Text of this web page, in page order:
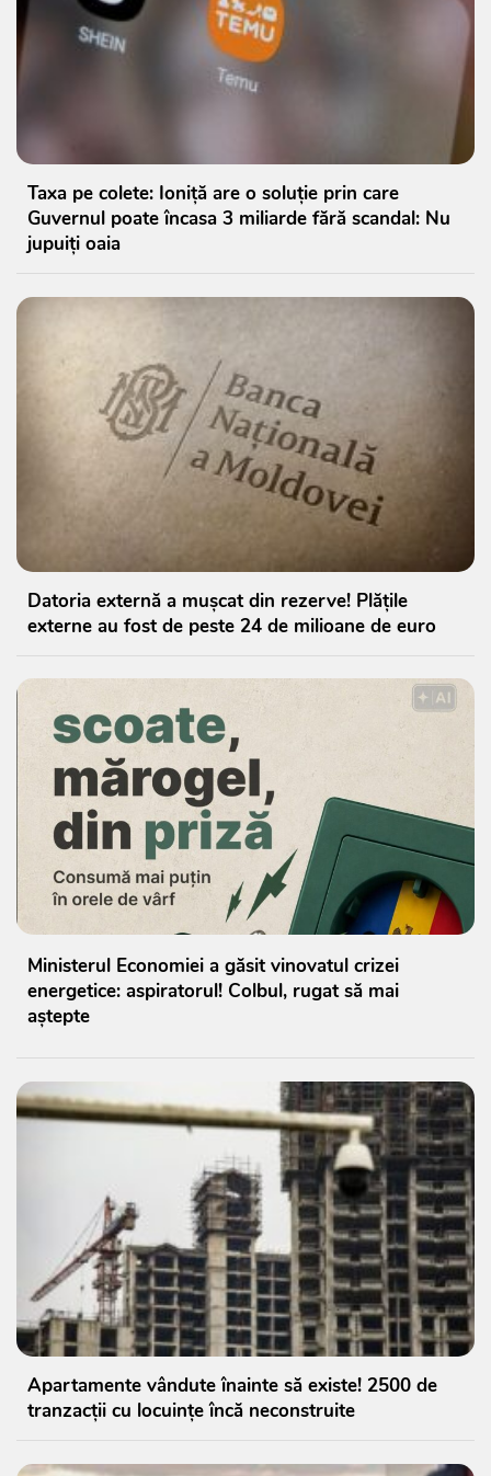
Taxa pe colete: Ioniță are o soluție prin care
Guvernul poate încasa 3 miliarde fără scandal: Nu
jupuiți oaia
Datoria externă a mușcat din rezerve! Plățile
externe au fost de peste 24 de milioane de euro
Ministerul Economiei a găsit vinovatul crizei
energetice: aspiratorul! Colbul, rugat să mai
aștepte
Apartamente vândute înainte să existe! 2500 de
tranzacții cu locuințe încă neconstruite